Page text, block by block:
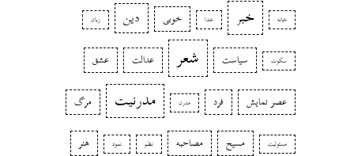
خانه خبر خدا خوبی دین زبان
سکوت سیاست شعر عدالت عشق
عصر نمایش فرد مدرن مدرنیت مرگ
مسئولیت مسیح مصاحبه نظم نمود هنر